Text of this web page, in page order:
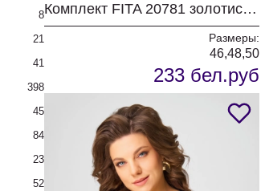
8
21
41
398
45
84
23
52
Комплект FITA 20781 золотисто-бежевый
Размеры:
46,48,50
233 бел.руб